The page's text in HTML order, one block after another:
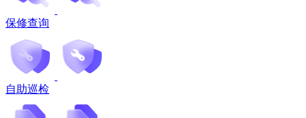
保修查询
自助巡检